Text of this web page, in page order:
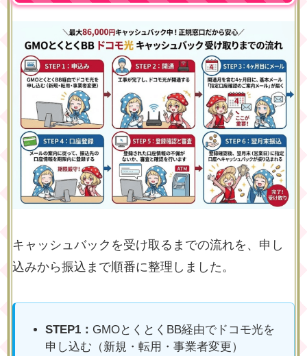
キャッシュバックを受け取るまでの流れを、申し
込みから振込まで順番に整理しました。
STEP1： GMOとくとくBB経由でドコモ光を
申し込む（新規・転用・事業者変更）